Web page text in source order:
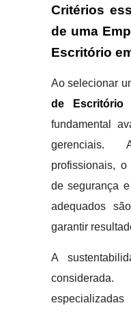
Critérios
de uma
Escritório
Ao selecionar
de
fundamental
gerenciais.
profissionais,
de segurança
adequados
garantir
A